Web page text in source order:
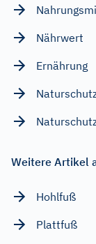
Nährwert
Ernährung
Weitere Artikel
Hohlfuß
Plattfuß